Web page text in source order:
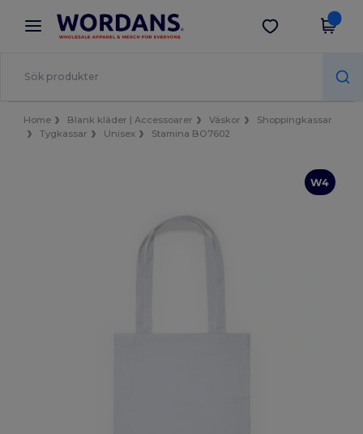
× Wordans-app
Bättre priser i appen!
Hämta app
Home Blank kläder | Accessoarer Väskor
Shoppingkassar
Tygkassar
Unisex Stamina BO7602
W4